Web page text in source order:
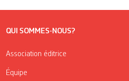
QUI SOMMES-NOUS?
Association éditrice
Équipe